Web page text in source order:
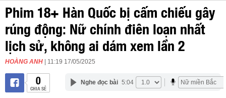
Phim 18+ Hàn Quốc bị cấm chiếu gây
rúng động: Nữ chính điên loạn nhất
lịch sử, không ai dám xem lần 2
HOÀNG ANH | 11:19 17/05/2025
0
CHIA SẺ
Nghe đọc bài 5:04